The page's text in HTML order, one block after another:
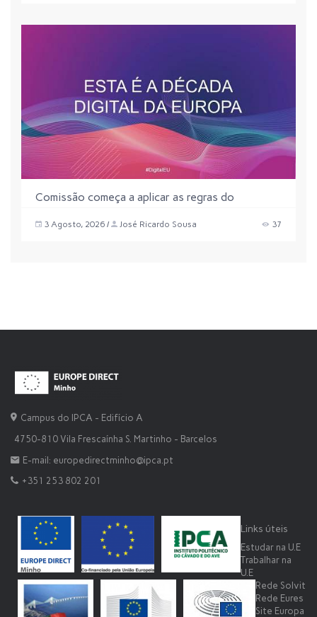
Comissão começa a aplicar as regras do
3 Agosto, 2026 José Ricardo Sousa 37
Campus do IPCA - Edifício A
4750-810 Vila Frescaínha S. Martinho - Barcelos
E-mail: europedirectminho@ipca.pt
+351 253 802 201
Links úteis
Estudar na U.E
Trabalhar na
U.E
Rede Solvit
Rede Eures
Site Europa